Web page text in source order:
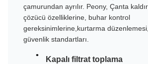
çamurundan ayrılır. Peony, Çanta
çözücü özelliklerine, buhar kontrol
gereksinimlerine,kurtarma
güvenlik standartları.
Kapalı filtrat toplama